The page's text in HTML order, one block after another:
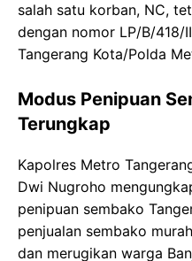
salah satu korban, NC,
dengan nomor LP/B/418/
Tangerang Kota/Polda
Modus Penipuan
Terungkap
Kapolres Metro
Dwi Nugroho
penipuan sembako
penjualan sembako
dan merugikan warga